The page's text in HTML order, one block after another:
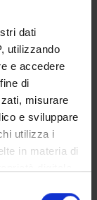
dati
utilizzando
e accedere
di
misurare
e sviluppare
utilizza i
in materia di
non
legame
di misura.
di
Origine delle
Van der
della luce con